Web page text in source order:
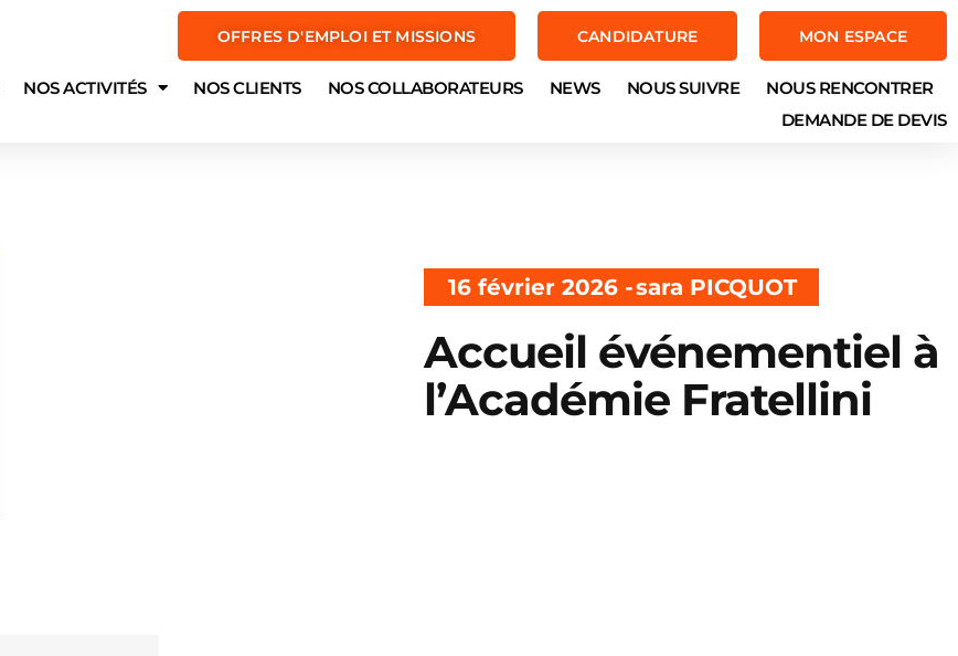
OFFRES D'EMPLOI ET MISSIONS CANDIDATURE MON ESPACE
NOS ACTIVITÉS NOS CLIENTS NOS COLLABORATEURS NEWS NOUS SUIVRE
NOUS RENCONTRER
DEMANDE DE DEVIS
16 février 2026 -sara PICQUOT
Accueil événementiel à
l’Académie Fratellini